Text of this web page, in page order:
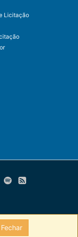
Licitação
Fechar